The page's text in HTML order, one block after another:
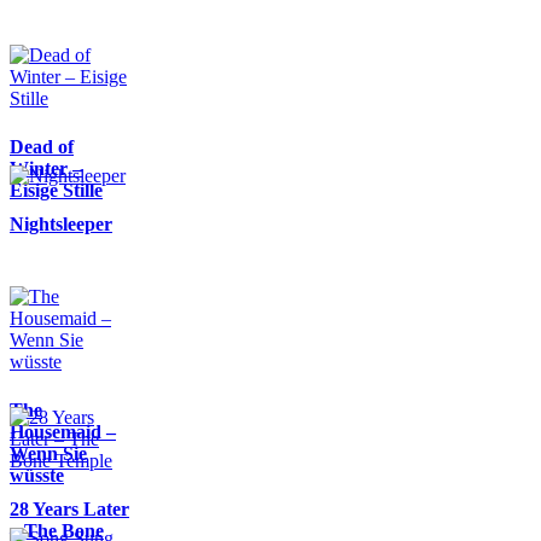
Dead of
Winter –
Eisige Stille
Nightsleeper
The
Housemaid –
Wenn Sie
wüsste
28 Years Later
– The Bone